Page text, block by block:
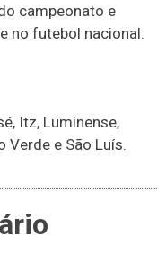
campeonato e
no futebol nacional.
Itz, Luminense,
Verde e São Luís.